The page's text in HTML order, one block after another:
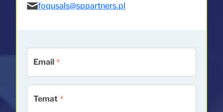
foqusals@sppartners.pl
Email
Temat